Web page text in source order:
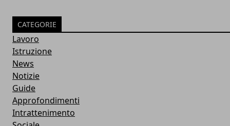
CATEGORIE
Lavoro
Istruzione
News
Notizie
Guide
Approfondimenti
Intrattenimento